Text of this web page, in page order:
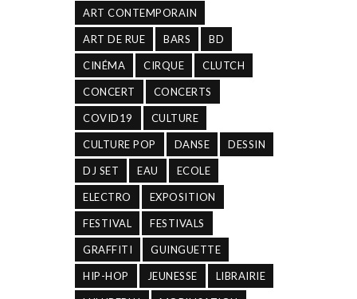
ART CONTEMPORAIN
ART DE RUE BARS BD
CINÉMA CIRQUE CLUTCH
CONCERT CONCERTS
COVID19 CULTURE
CULTURE POP DANSE DESSIN
DJ SET EAU ECOLE
ELECTRO EXPOSITION
FESTIVAL FESTIVALS
GRAFFITI GUINGUETTE
HIP-HOP JEUNESSE LIBRAIRIE